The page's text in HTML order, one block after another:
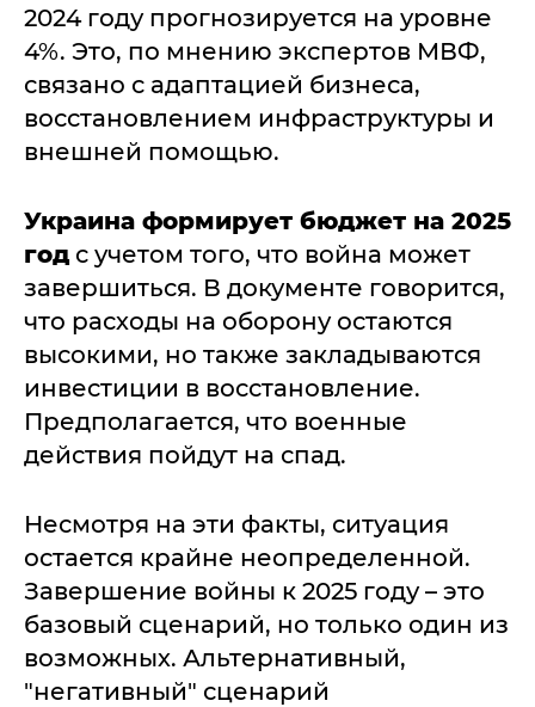
2024 году прогнозируется на уровне
4%. Это, по мнению экспертов МВФ,
связано с адаптацией бизнеса,
восстановлением инфраструктуры и
внешней помощью.
Украина формирует бюджет на 2025
годс учетом того, что война может
завершиться. В документе говорится,
что расходы на оборону остаются
высокими, но также закладываются
инвестиции в восстановление.
Предполагается, что военные
действия пойдут на спад.
Несмотря на эти факты, ситуация
остается крайне неопределенной.
Завершение войны к 2025 году – это
базовый сценарий, но только один из
возможных. Альтернативный,
"негативный" сценарий